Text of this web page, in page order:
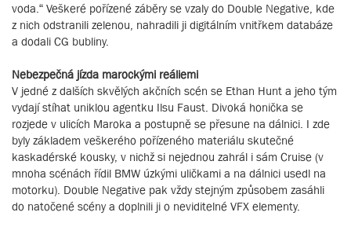
voda.“ Veškeré pořízené záběry se vzaly do Double Negative, kde
z nich odstranili zelenou, nahradili ji digitálním vnitřkem databáze
a dodali CG bubliny.
Nebezpečná jízda marockými reáliemi
V jedné z dalších skvělých akčních scén se Ethan Hunt a jeho tým
vydají stíhat uniklou agentku Ilsu Faust. Divoká honička se
rozjede v ulicích Maroka a postupně se přesune na dálnici. I zde
byly základem veškerého pořízeného materiálu skutečné
kaskadérské kousky, v nichž si nejednou zahrál i sám Cruise (v
mnoha scénách řídil BMW úzkými uličkami a na dálnici usedl na
motorku). Double Negative pak vždy stejným způsobem zasáhli
do natočené scény a doplnili ji o neviditelné VFX elementy.